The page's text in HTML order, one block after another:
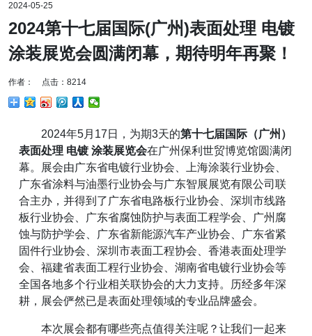
2024-05-25
2024第十七届国际(广州)表面处理 电镀
涂装展览会圆满闭幕，期待明年再聚！
作者： 点击：8214
2024年5月17日，为期3天的第十七届国际（广州）
表面处理 电镀 涂装展览会在广州保利世贸博览馆圆满闭
幕。展会由广东省电镀行业协会、上海涂装行业协会、
广东省涂料与油墨行业协会与广东智展展览有限公司联
合主办，并得到了广东省电路板行业协会、深圳市线路
板行业协会、广东省腐蚀防护与表面工程学会、广州腐
蚀与防护学会、广东省新能源汽车产业协会、广东省紧
固件行业协会、深圳市表面工程协会、香港表面处理学
会、福建省表面工程行业协会、湖南省电镀行业协会等
全国各地多个行业相关联协会的大力支持。历经多年深
耕，展会俨然已是表面处理领域的专业品牌盛会。
本次展会都有哪些亮点值得关注呢？让我们一起来